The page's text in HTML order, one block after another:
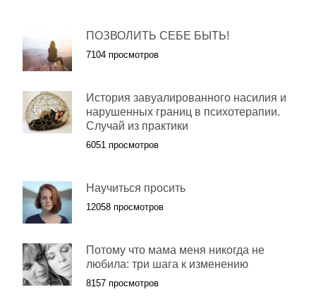
ПОЗВОЛИТЬ СЕБЕ БЫТЬ!
7104 просмотров
История завуалированного насилия и
нарушенных границ в психотерапии.
Случай из практики
6051 просмотров
Научиться просить
12058 просмотров
Потому что мама меня никогда не
любила: три шага к изменению
8157 просмотров